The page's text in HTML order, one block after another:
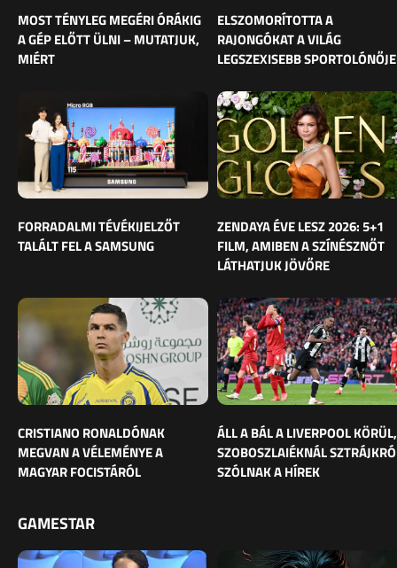
MOST TÉNYLEG MEGÉRI ÓRÁKIG
A GÉP ELŐTT ÜLNI – MUTATJUK,
MIÉRT
ELSZOMORÍTOTTA A
RAJONGÓKAT A VILÁG
LEGSZEXISEBB SPORTOLÓNŐJE
FORRADALMI TÉVÉKIJELZŐT
TALÁLT FEL A SAMSUNG
ZENDAYA ÉVE LESZ 2026: 5+1
FILM, AMIBEN A SZÍNÉSZNŐT
LÁTHATJUK JÖVŐRE
CRISTIANO RONALDÓNAK
MEGVAN A VÉLEMÉNYE A
MAGYAR FOCISTÁRÓL
ÁLL A BÁL A LIVERPOOL KÖRÜL,
SZOBOSZLAIÉKNÁL
SZÓLNAK A HÍREK
GAMESTAR